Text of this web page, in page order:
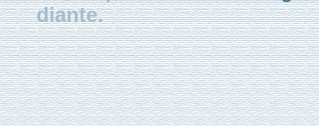
diante.